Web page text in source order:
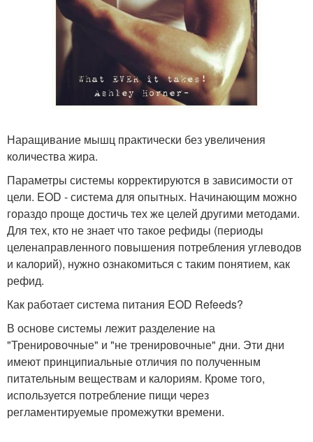
Наращивание мышц практически без увеличения
количества жира.
Параметры системы корректируются в зависимости от
цели. EOD - система для опытных. Начинающим можно
гораздо проще достичь тех же целей другими методами.
Для тех, кто не знает что такое рефиды (периоды
целенаправленного повышения потребления углеводов
и калорий), нужно ознакомиться с таким понятием, как
рефид.
Как работает система питания EOD Refeeds?
В основе системы лежит разделение на
"Тренировочные" и "не тренировочные" дни. Эти дни
имеют принципиальные отличия по полученным
питательным веществам и калориям. Кроме того,
используется потребление пищи через
регламентируемые промежутки времени.